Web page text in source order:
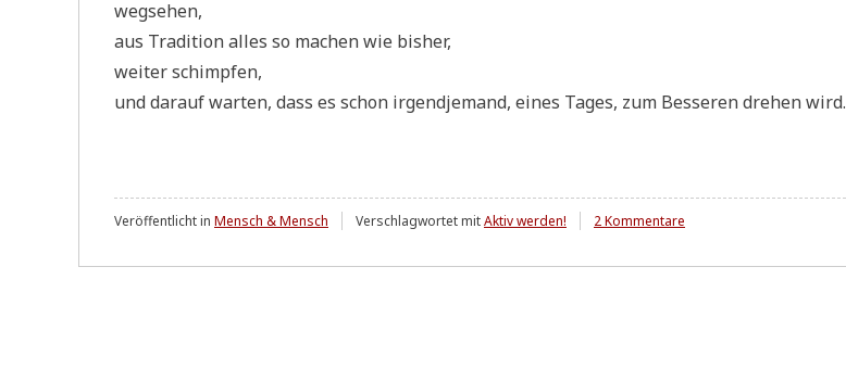
wegsehen,
aus Tra­di­ti­on alles so machen wie bisher,
wei­ter schimpfen,
und dar­auf war­ten, dass es schon irgend­je­mand, eines Tages, zum Bes­se­ren dre­hen wird.
Veröffentlicht in Mensch & Mensch Verschlagwortet mitAktiv werden! 2 Kommentare